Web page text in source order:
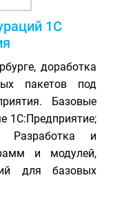
1С
доработка
пакетов под
Базовые
1С:Предприятие;
Разработка и
и модулей,
для базовых